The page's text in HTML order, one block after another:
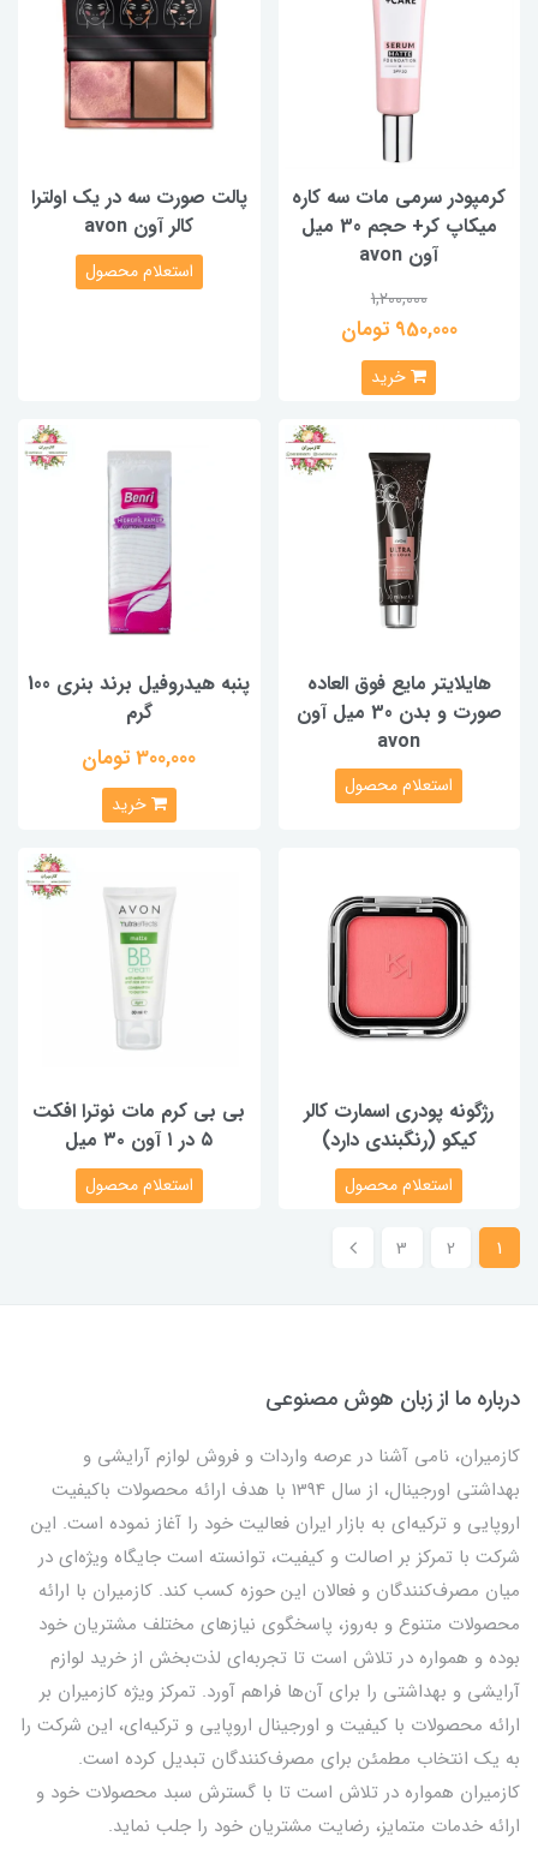
کرمپودر سرمی مات سه کاره
میکاپ کر+ حجم 30 میل
آون avon
1,200,000
950,000 تومان
خرید
پالت صورت سه در یک اولترا
کالر آون avon
استعلام محصول
هایلایتر مایع فوق العاده
صورت و بدن 30 میل آون
avon
استعلام محصول
پنبه هیدروفیل برند بنری 100
گرم
300,000 تومان
خرید
رژگونه پودری اسمارت کالر
کیکو (رنگبندی دارد)
استعلام محصول
بی بی کرم مات نوترا افکت
۵ در ۱ آون ۳۰ میل
استعلام محصول
1
2
3
درباره ما از زبان هوش مصنوعی
کازمیران، نامی آشنا در عرصه واردات و فروش لوازم آرایشی و
بهداشتی اورجینال، از سال 1394 با هدف ارائه محصولات باکیفیت
اروپایی و ترکیه‌ای به بازار ایران فعالیت خود را آغاز نموده است. این
شرکت با تمرکز بر اصالت و کیفیت، توانسته است جایگاه ویژه‌ای در
میان مصرف‌کنندگان و فعالان این حوزه کسب کند. کازمیران با ارائه
محصولات متنوع و به‌روز، پاسخگوی نیازهای مختلف مشتریان خود
بوده و همواره در تلاش است تا تجربه‌ای لذت‌بخش از خرید لوازم
آرایشی و بهداشتی را برای آن‌ها فراهم آورد. تمرکز ویژه کازمیران بر
ارائه محصولات با کیفیت و اورجینال اروپایی و ترکیه‌ای، این شرکت را
به یک انتخاب مطمئن برای مصرف‌کنندگان تبدیل کرده است.
کازمیران همواره در تلاش است تا با گسترش سبد محصولات خود و
ارائه خدمات متمایز، رضایت مشتریان خود را جلب نماید.